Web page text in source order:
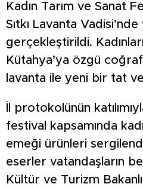
Kadın Tarım ve Sanat
Sıtkı Lavanta Vadisi’nde
gerçekleştirildi.
Kütahya’ya özgü
lavanta ile yeni bir tat
İl protokolünün
festival kapsamında
emeği ürünleri
eserler vatandaşların
Kültür ve Turizm